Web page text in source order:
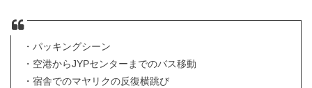
・パッキングシーン
・空港からJYPセンターまでのバス移動
・宿舎でのマヤリクの反復横跳び